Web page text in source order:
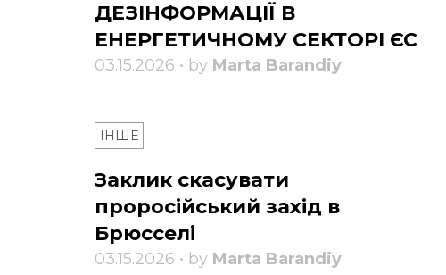
ДЕЗІНФОРМАЦІЇ В
ЕНЕРГЕТИЧНОМУ СЕКТОРІ ЄС
03.15.2026 • by Marta Barandiy
ІНШЕ
Заклик скасувати
проросійський захід в
Брюсселі
03.15.2026 • by Marta Barandiy